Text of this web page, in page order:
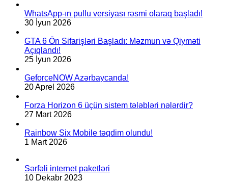
rekordunu
təzələdiWhatsApp-ın pullu versiyası rəsmi olaraq başladı!
30 İyun 2026
GTA 6 Ön Sifarişləri Başladı: Məzmun və Qiyməti
Açıqlandı!
25 İyun 2026
GeforceNOW Azərbaycanda!
20 Aprel 2026
Forza Horizon 6 üçün sistem tələbləri nələrdir?
27 Mart 2026
Rainbow Six Mobile təqdim olundu!
1 Mart 2026
Sərfəli internet paketləri
10 Dekabr 2023